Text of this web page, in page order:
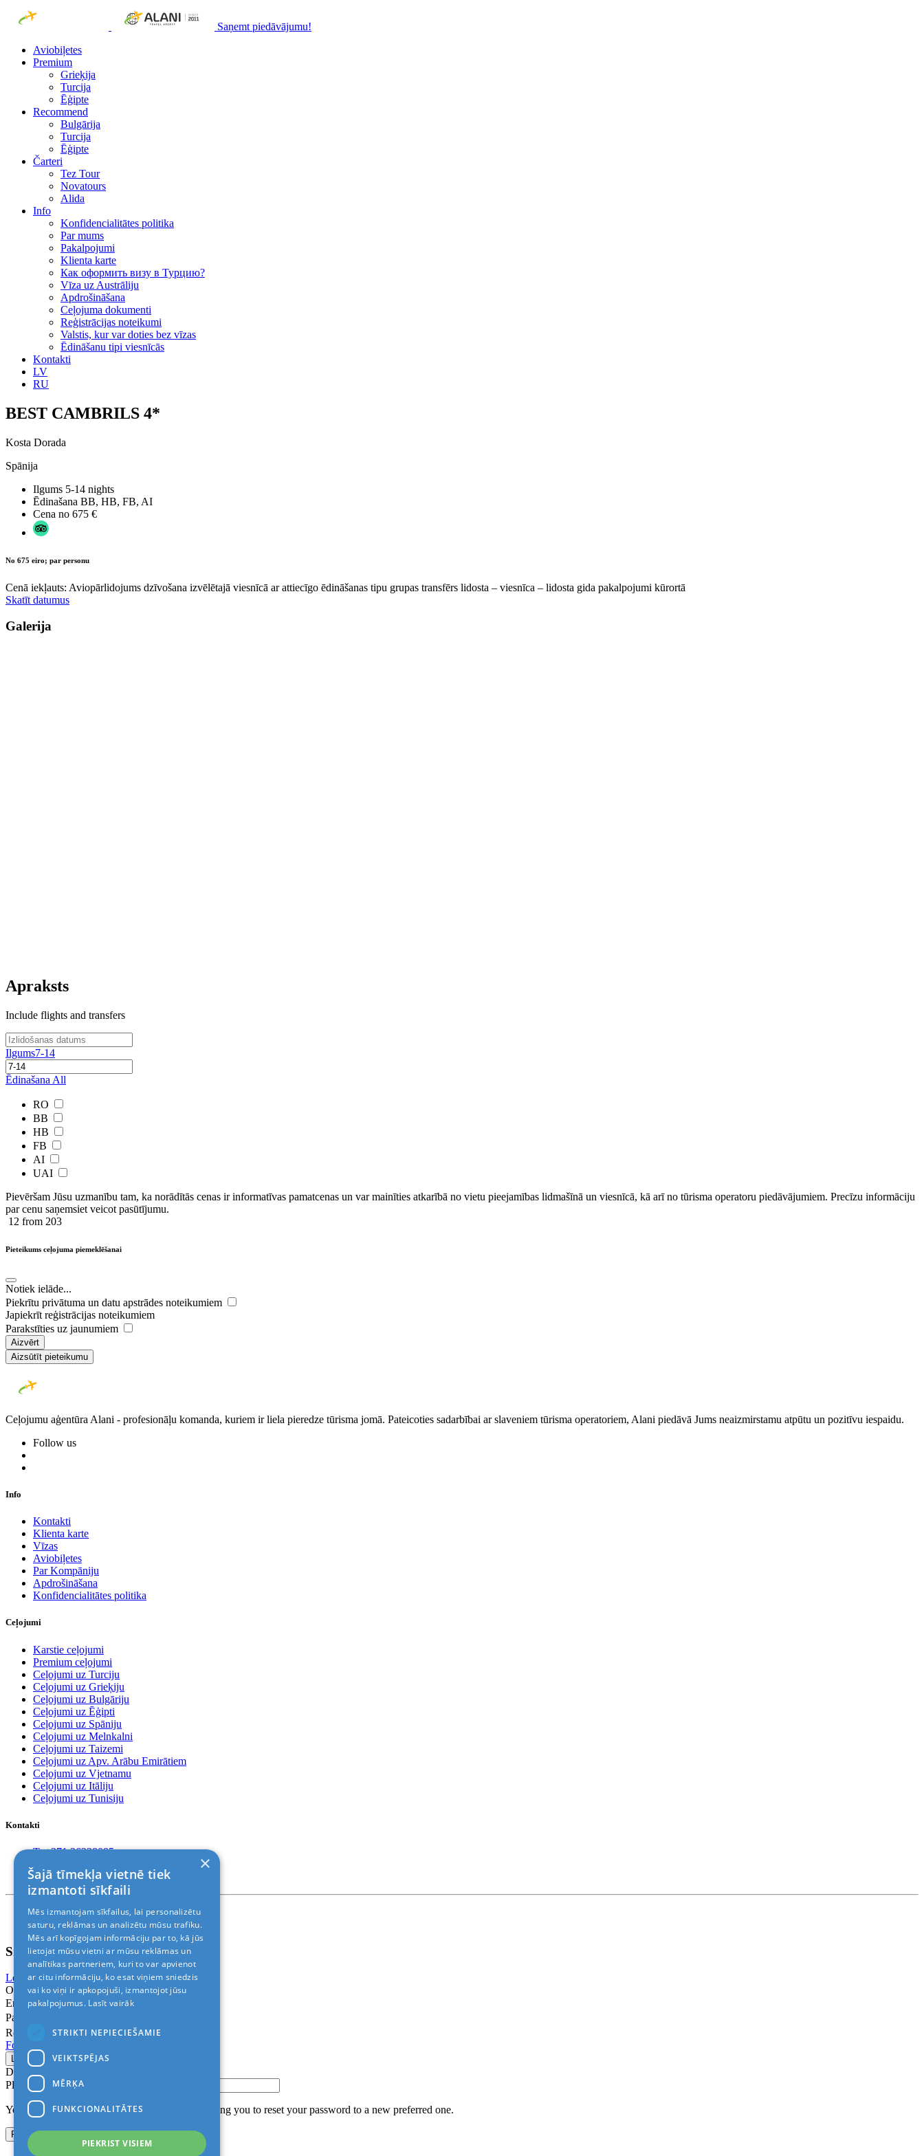
Saņemt piedāvājumu!
Aviobiļetes
Premium
Grieķija
Turcija
Ēģipte
Recommend
Bulgārija
Turcija
Ēģipte
Čarteri
Tez Tour
Novatours
Alida
Info
Konfidencialitātes politika
Par mums
Рakalpojumi
Klienta karte
Как оформить визу в Турцию?
Vīza uz Austrāliju
Apdrošināšana
Ceļojuma dokumenti
Reģistrācijas noteikumi
Valstis, kur var doties bez vīzas
Ēdināšanu tipi viesnīcās
Kontakti
LV
RU
BEST CAMBRILS 4*
Kosta Dorada
Spānija
Ilgums 5-14 nights
Ēdinašana BB, HB, FB, AI
Cena no 675 €
No 675 eiro; par personu
Cenā iekļauts: Aviopārlidojums dzīvošana izvēlētajā viesnīcā ar attiecīgo ēdināšanas tipu grupas transfērs lidosta – viesnīca – lidosta gida pakalpojumi kūrortā
Skatīt datumus
Galerija
Apraksts
Include flights and transfers
Ilgums7-14
Ēdinašana All
RO
BB
HB
FB
AI
UAI
Pievēršam Jūsu uzmanību tam, ka norādītās cenas ir ​informatīvas ​pamatcenas un var mainīties atkarībā ​no ​vietu pieejamības lidmašīnā un viesnīcā, kā arī no tūrisma operatoru piedāvājumiem. Precīzu informāciju
par cenu saņemsiet veicot pasūtījumu.
12 from 203
Pieteikums ceļojuma piemeklēšanai
Notiek ielāde...
Piekrītu privātuma un datu apstrādes noteikumiem
Japiekrīt reģistrācijas noteikumiem
Parakstīties uz jaunumiem
Aizvērt
Aizsūtīt pieteikumu
Ceļojumu aģentūra Alani - profesionāļu komanda, kuriem ir liela pieredze tūrisma jomā. Pateicoties sadarbībai ar slaveniem tūrisma operatoriem, Alani piedāvā Jums neaizmirstamu atpūtu un pozitīvu iespaidu.
Follow us
Info
Kontakti
Klienta karte
Vīzas
Aviobiļetes
Par Kompāniju
Apdrošināšana
Konfidencialitātes politika
Ceļojumi
Karstie ceļojumi
Premium ceļojumi
Ceļojumi uz Turciju
Ceļojumi uz Grieķiju
Ceļojumi uz Bulgāriju
Ceļojumi uz Ēģipti
Ceļojumi uz Spāniju
Ceļojumi uz Melnkalni
Ceļojumi uz Taizemi
Ceļojumi uz Apv. Arābu Emirātiem
Ceļojumi uz Vjetnamu
Ceļojumi uz Itāliju
Ceļojumi uz Tunisiju
Kontakti
T. +371 26228085
Rīga, Kr.Barona 88
Nosacījumi un atrunas
© 2011-2026> «ALANI SIA»
Sign In
Login with Facebook Login with Google
Or
Email
Password
Remember me
Forgot Password?
Don’t have an account?
Please confirm login email below
You will receive an email containing a link allowing you to reset your password to a new preferred one.
×
Šajā tīmekļa vietnē tiek
izmantoti sīkfaili
Mēs izmantojam sīkfailus, lai personalizētu
saturu, reklāmas un analizētu mūsu trafiku.
Mēs arī kopīgojam informāciju par to, kā jūs
lietojat mūsu vietni ar mūsu reklāmas un
analītikas partneriem, kuri to var apvienot
ar citu informāciju, ko esat viņiem sniedzis
vai ko viņi ir apkopojuši, izmantojot jūsu
pakalpojumus. Lasīt vairāk
STRIKTI NEPIECIEŠAMIE
VEIKTSPĒJAS
MĒRĶA
FUNKCIONALITĀTES
PIEKRIST VISIEM